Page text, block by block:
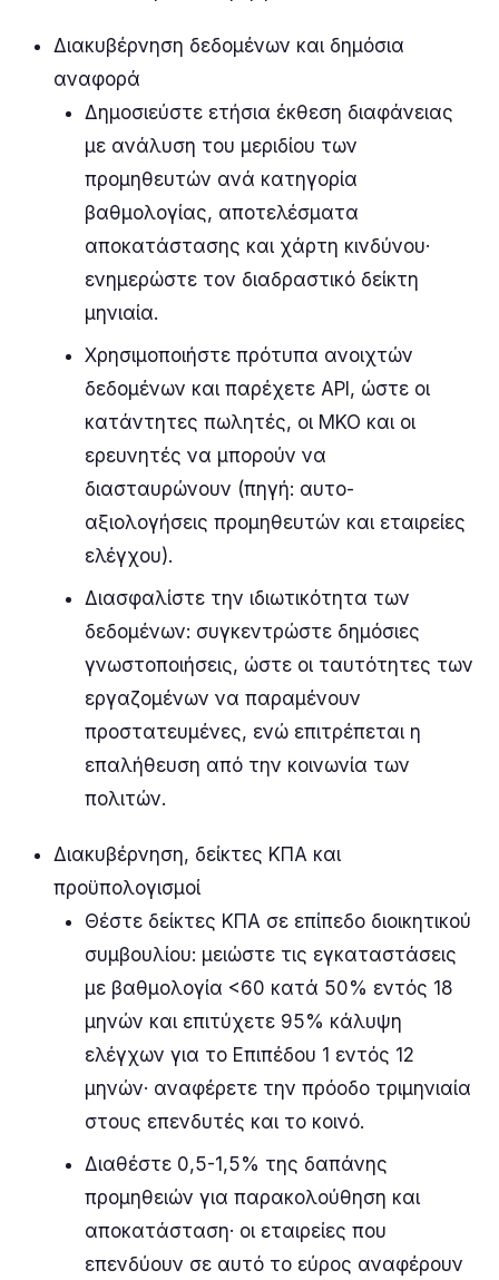
Διακυβέρνηση δεδομένων και δημόσια
αναφορά
Δημοσιεύστε ετήσια έκθεση διαφάνειας
με ανάλυση του μεριδίου των
προμηθευτών ανά κατηγορία
βαθμολογίας, αποτελέσματα
αποκατάστασης και χάρτη κινδύνου·
ενημερώστε τον διαδραστικό δείκτη
μηνιαία.
Χρησιμοποιήστε πρότυπα ανοιχτών
δεδομένων και παρέχετε API, ώστε οι
κατάντητες πωλητές, οι ΜΚΟ και οι
ερευνητές να μπορούν να
διασταυρώνουν (πηγή: αυτο-
αξιολογήσεις προμηθευτών και εταιρείες
ελέγχου).
Διασφαλίστε την ιδιωτικότητα των
δεδομένων: συγκεντρώστε δημόσιες
γνωστοποιήσεις, ώστε οι ταυτότητες των
εργαζομένων να παραμένουν
προστατευμένες, ενώ επιτρέπεται η
επαλήθευση από την κοινωνία των
πολιτών.
Διακυβέρνηση, δείκτες ΚΠΑ και
προϋπολογισμοί
Θέστε δείκτες ΚΠΑ σε επίπεδο διοικητικού
συμβουλίου: μειώστε τις εγκαταστάσεις
με βαθμολογία <60 κατά 50% εντός 18
μηνών και επιτύχετε 95% κάλυψη
ελέγχων για το Επιπέδου 1 εντός 12
μηνών· αναφέρετε την πρόοδο τριμηνιαία
στους επενδυτές και το κοινό.
Διαθέστε 0,5-1,5% της δαπάνης
προμηθειών για παρακολούθηση και
αποκατάσταση· οι εταιρείες που
επενδύουν σε αυτό το εύρος αναφέρουν